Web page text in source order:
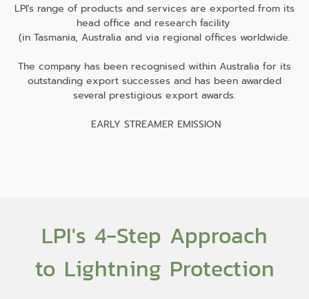
LPI's range of products and services are exported from its
head office and research facility
(in Tasmania, Australia and via regional offices worldwide.
The company has been recognised within Australia for its
outstanding export successes and has been awarded
several prestigious export awards.
EARLY STREAMER EMISSION
LPI's 4-Step Approach
to Lightning Protection